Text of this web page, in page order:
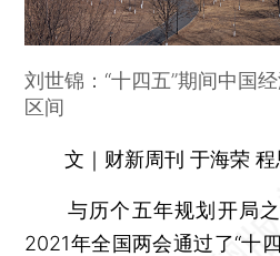
刘世锦：“十四五”期间中国
区间
文｜财新周刊 于海荣
与历个五年规划开局之
2021年全国两会通过了“十